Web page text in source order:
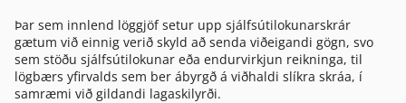
Þar sem innlend löggjöf setur upp sjálfsútilokunarskrár
gætum við einnig verið skyld að senda viðeigandi gögn, svo
sem stöðu sjálfsútilokunar eða endurvirkjun reikninga, til
lögbærs yfirvalds sem ber ábyrgð á viðhaldi slíkra skráa, í
samræmi við gildandi lagaskilyrði.